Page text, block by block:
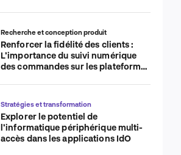
Recherche et conception produit
Renforcer la fidélité des clients :
L’importance du suivi numérique
des commandes sur les plateformes
Stratégies et transformation
Explorer le potentiel de
l’informatique périphérique multi-
accès dans les applications IdO